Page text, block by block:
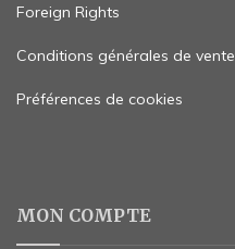
Foreign Rights
Conditions générales de vente
Préférences de cookies
MON COMPTE